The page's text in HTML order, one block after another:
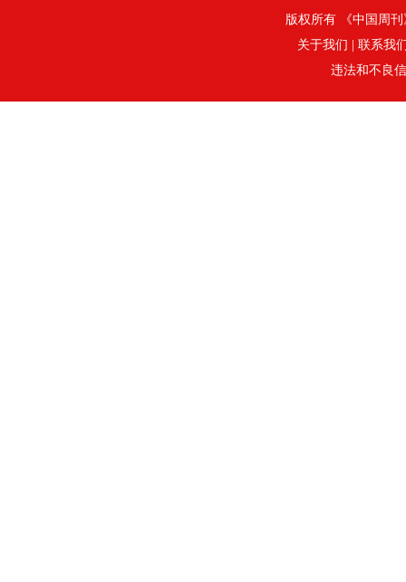
版权所有 《中国周刊
关于我们
联系我
违法和不良